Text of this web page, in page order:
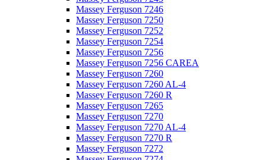
Massey Ferguson 7246
Massey Ferguson 7250
Massey Ferguson 7252
Massey Ferguson 7254
Massey Ferguson 7256
Massey Ferguson 7256 CAREA
Massey Ferguson 7260
Massey Ferguson 7260 AL-4
Massey Ferguson 7260 R
Massey Ferguson 7265
Massey Ferguson 7270
Massey Ferguson 7270 AL-4
Massey Ferguson 7270 R
Massey Ferguson 7272